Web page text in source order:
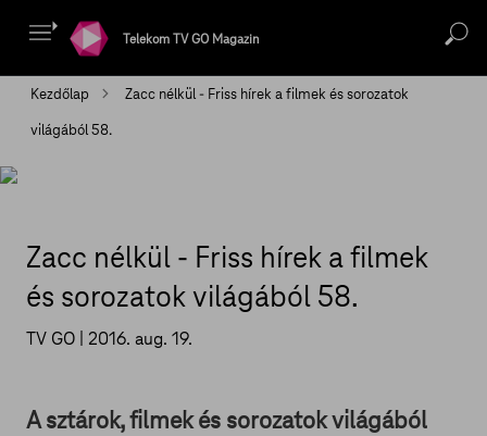
Telekom TV GO Magazin
Kezdőlap
Zacc nélkül - Friss hírek a filmek és sorozatok
világából 58.
Zacc nélkül - Friss hírek a filmek
és sorozatok világából 58.
TV GO | 2016. aug. 19.
A sztárok, filmek és sorozatok világából